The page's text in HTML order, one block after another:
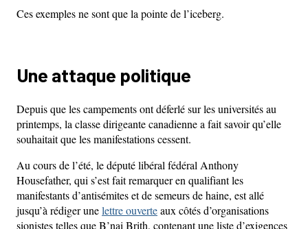
Ces exemples ne sont que la pointe de l’iceberg.
Une attaque politique
Depuis que les campements ont déferlé sur les universités au
printemps, la classe dirigeante canadienne a fait savoir qu’elle
souhaitait que les manifestations cessent.
Au cours de l’été, le député libéral fédéral Anthony
Housefather, qui s’est fait remarquer en qualifiant les
manifestants d’antisémites et de semeurs de haine, est allé
jusqu’à rédiger unelettre ouverteaux côtés d’organisations
sionistes telles que B’nai Brith, contenant une liste d’exigences